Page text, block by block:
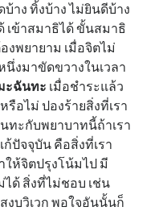
าง ทิ้งบ้าง ไม่ยินดีบ้าง
เข้าสมาธิได้ ขั้นสมาธิ
งพยายาม เมื่อจิตไม่
งมาขัดขวางในเวลา
ะฉันทะ เมื่อชำระแล้ว
รือไม่ ปองร้ายสิ่งที่เรา
ทะกับพยาบาทนี้ถ้าเรา
ปัจจุบัน คือสิ่งที่เรา
ให้จิตปรุงโน้มไป มี
ด้ สิ่งที่ไม่ชอบ เช่น
งบวิเวก พอใจอันนั้นก็